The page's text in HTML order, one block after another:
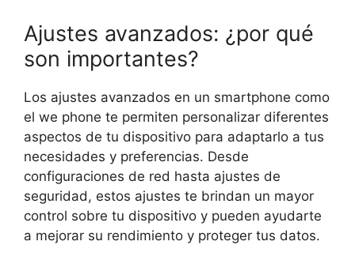
Ajustes avanzados: ¿por qué
son importantes?
Los ajustes avanzados en un smartphone como
el we phone te permiten personalizar diferentes
aspectos de tu dispositivo para adaptarlo a tus
necesidades y preferencias. Desde
configuraciones de red hasta ajustes de
seguridad, estos ajustes te brindan un mayor
control sobre tu dispositivo y pueden ayudarte
a mejorar su rendimiento y proteger tus datos.